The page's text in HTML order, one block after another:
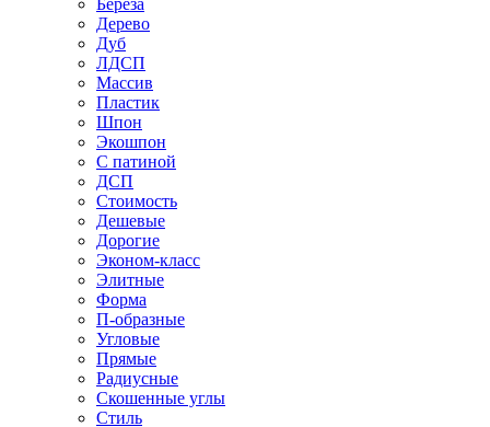
Береза
Дерево
Дуб
ЛДСП
Массив
Пластик
Шпон
Экошпон
С патиной
ДСП
Стоимость
Дешевые
Дорогие
Эконом-класс
Элитные
Форма
П-образные
Угловые
Прямые
Радиусные
Скошенные углы
Стиль